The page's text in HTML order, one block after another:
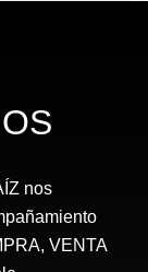
nos
VENTA